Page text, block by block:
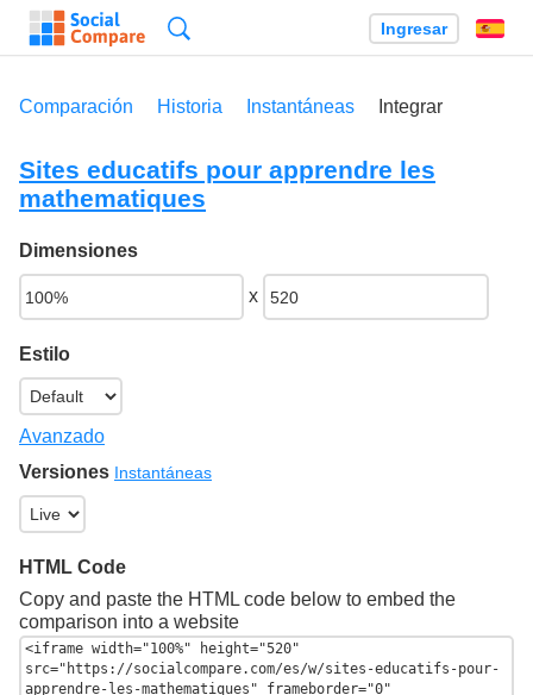
Ingresar
Comparación Historia Instantáneas Integrar
Sites educatifs pour apprendre les
mathematiques
Dimensiones
x
Estilo
Avanzado
Versiones Instantáneas
HTML Code
Copy and paste the HTML code below to embed the
comparison into a website